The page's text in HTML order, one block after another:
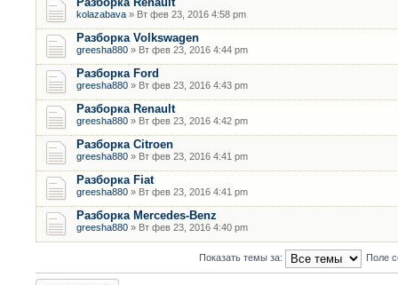
kolazabava » Вт фев 23, 2016 4:58 pm
Разборка Volkswagen
greesha880 » Вт фев 23, 2016 4:44 pm
Разборка Ford
greesha880 » Вт фев 23, 2016 4:43 pm
Разборка Renault
greesha880 » Вт фев 23, 2016 4:42 pm
Разборка Citroen
greesha880 » Вт фев 23, 2016 4:41 pm
Разборка Fiat
greesha880 » Вт фев 23, 2016 4:41 pm
Разборка Mercedes-Benz
greesha880 » Вт фев 23, 2016 4:40 pm
Показать темы за: Поле